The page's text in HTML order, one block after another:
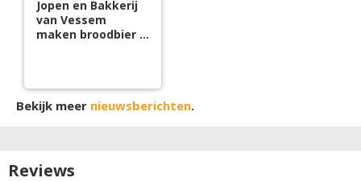
Jopen en Bakkerij
van Vessem
maken broodbier &
Bekijk meer nieuwsberichten.
Reviews